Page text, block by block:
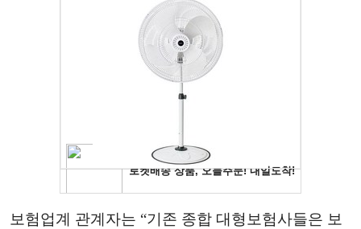
보험업계 관계자는 “기존 종합 대형보험사들은 보